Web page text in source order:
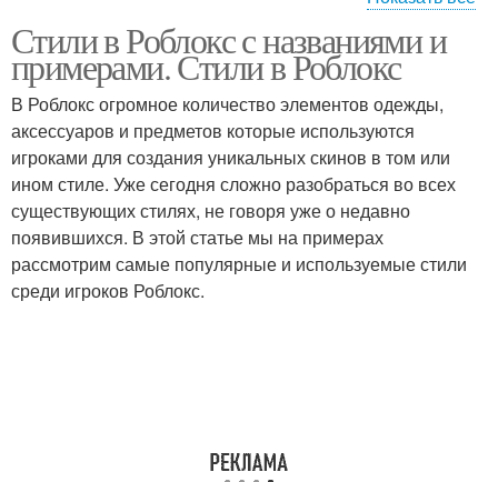
Скины в роблокс
Стили в Роблокс с названиями и
примерами. Стили в Роблокс
В Роблокс огромное количество элементов одежды,
аксессуаров и предметов которые используются
игроками для создания уникальных скинов в том или
ином стиле. Уже сегодня сложно разобраться во всех
существующих стилях, не говоря уже о недавно
появившихся. В этой статье мы на примерах
рассмотрим самые популярные и используемые стили
среди игроков Роблокс.